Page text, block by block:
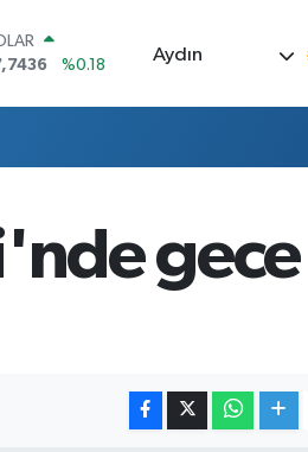
%0.18
%-14
Aydın
gece